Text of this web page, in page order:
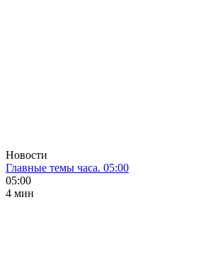
Новости
Главные темы часа. 05:00
05:00
4 мин